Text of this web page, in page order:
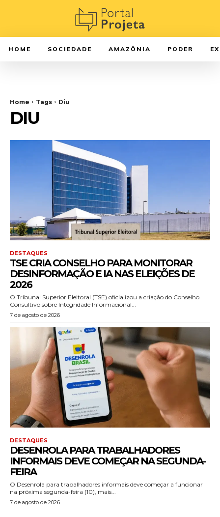
HOME SOCIEDADE AMAZÔNIA PODER
Home Tags Diu
DIU
DESTAQUES
TSE CRIA CONSELHO PARA MONITORAR
DESINFORMAÇÃO E IA NAS ELEIÇÕES DE
2026
O Tribunal Superior Eleitoral (TSE) oficializou a criação do Conselho
Consultivo sobre Integridade Informacional...
7 de agosto de 2026
DESTAQUES
DESENROLA PARA TRABALHADORES
INFORMAIS DEVE COMEÇAR NA SEGUNDA-
FEIRA
O Desenrola para trabalhadores informais deve começar a funcionar
na próxima segunda-feira (10), mais...
7 de agosto de 2026